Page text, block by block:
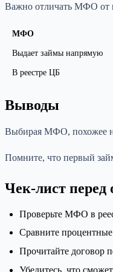
Важно отличать МФО от
МФО
Выдает займы напрямую
В реестре ЦБ
Выводы
Выбирая МФО, похожее
Помните, что первый
Чек-лист
Проверьте МФО в
Сравните процентные
Прочитайте договор
Убедитесь, что